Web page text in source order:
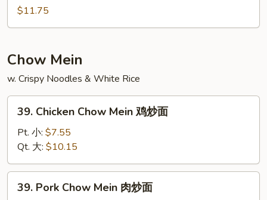
粉
Rice
坡
米
粉
$11.75
Chow Mein
w. Crispy Noodles & White Rice
Chicken
Chow
Mein
鸡
炒
39. Chicken Chow Mein 鸡炒面
Pt. 小: $7.55
Qt. 大: $10.15
Pork
39. Pork Chow Mein 肉炒面